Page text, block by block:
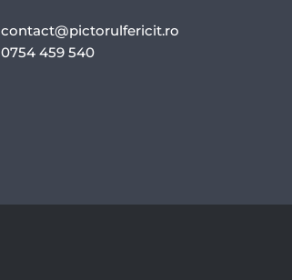
contact@pictorulfericit.ro
0754 459 540